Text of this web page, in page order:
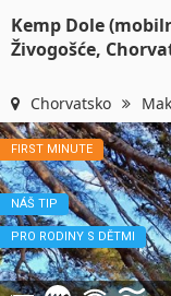
Kemp Dole
Živogošće,
Chorvatsko
FIRST MINUTE
NÁŠ TIP
PRO RODINY S DĚTMI